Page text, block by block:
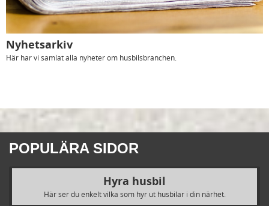
Nyhetsarkiv
Här har vi samlat alla nyheter om husbilsbranchen.
POPULÄRA SIDOR
Hyra husbil
Här ser du enkelt vilka som hyr ut husbilar i din närhet.